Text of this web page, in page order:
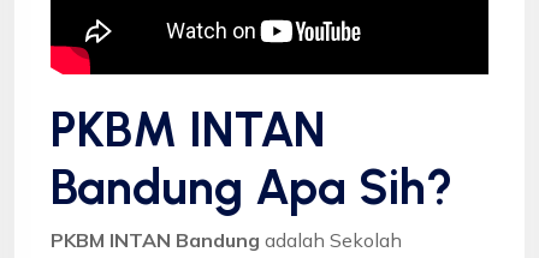
PKBM INTAN
Bandung Apa Sih?
PKBM INTAN Bandung adalah Sekolah